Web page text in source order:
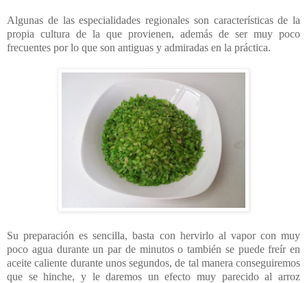
Algunas de las especialidades regionales son características de la
propia cultura de la que provienen, además de ser muy poco
frecuentes por lo que son antiguas y admiradas en la práctica.
Su preparación es sencilla, basta con hervirlo al vapor con muy
poco agua durante un par de minutos o también se puede freír en
aceite caliente durante unos segundos, de tal manera conseguiremos
que se hinche, y le daremos un efecto muy parecido al arroz